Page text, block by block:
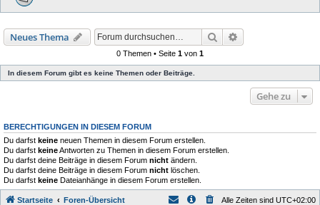
Neues Thema Suche
0 Themen • Seite 1 von 1
In diesem Forum gibt es keine Themen oder Beiträge.
Gehe zu
BERECHTIGUNGEN IN DIESEM FORUM
Du darfst keine neuen Themen in diesem Forum erstellen.
Du darfst keineAntworten zu Themen in diesem Forum erstellen.
Du darfst deine Beiträge in diesem Forum nicht ändern.
Du darfst deine Beiträge in diesem Forum nicht löschen.
Du darfst keine Dateianhänge in diesem Forum erstellen.
Startseite Foren-Übersicht Alle Zeiten sind UTC+02:00